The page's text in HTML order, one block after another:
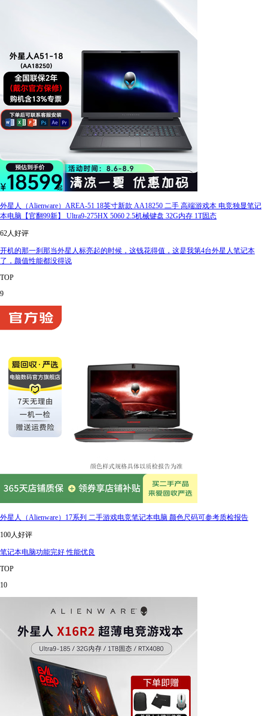
外星人（Alienware）AREA-51 18英寸新款 AA18250 二手 高端游戏本 电竞独显笔记
本电脑【官翻99新】 Ultra9-275HX 5060 2.5机械键盘 32G内存 1T固态
62人好评
开机的那一刹那当外星人标亮起的时候，这钱花得值，这是我第4台外星人笔记本
了，颜值性能都没得说
TOP
9
外星人（Alienware）17系列 二手游戏电竞笔记本电脑 颜色尺码可参考质检报告
100人好评
笔记本电脑功能完好 性能优良
TOP
10